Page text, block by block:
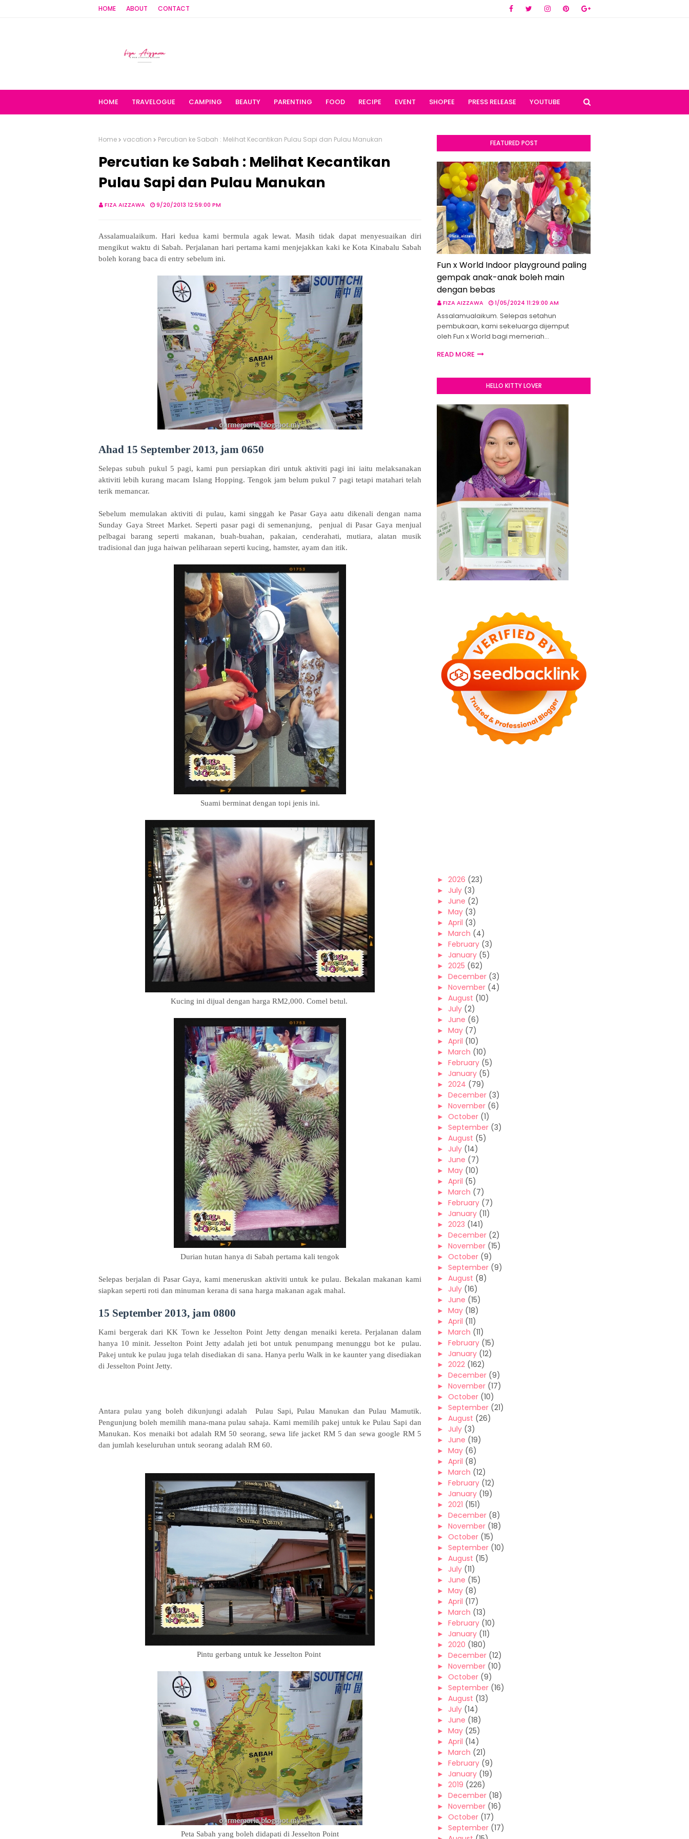
HOME ABOUT CONTACT
HOME TRAVELOGUE CAMPING BEAUTY PARENTING FOOD RECIPE EVENT SHOPEE PRESS RELEASE YOUTUBE
Home vacation Percutian ke Sabah : Melihat Kecantikan Pulau Sapi dan Pulau Manukan
Percutian ke Sabah : Melihat Kecantikan
Pulau Sapi dan Pulau Manukan
FIZA AIZZAWA 9/20/2013 12:59:00 PM
Assalamualaikum. Hari kedua kami bermula agak lewat. Masih tidak dapat menyesuaikan diri
mengikut waktu di Sabah. Perjalanan hari pertama kami menjejakkan kaki ke Kota Kinabalu Sabah
boleh korang baca di entry sebelum ini.
Ahad 15 September 2013, jam 0650
Selepas subuh pukul 5 pagi, kami pun persiapkan diri untuk aktiviti pagi ini iaitu melaksanakan
aktiviti lebih kurang macam Islang Hopping. Tengok jam belum pukul 7 pagi tetapi matahari telah
terik memancar.
Sebelum memulakan aktiviti di pulau, kami singgah ke Pasar Gaya aatu dikenali dengan nama
Sunday Gaya Street Market. Seperti pasar pagi di semenanjung, penjual di Pasar Gaya menjual
pelbagai barang seperti makanan, buah-buahan, pakaian, cenderahati, mutiara, alatan musik
tradisional dan juga haiwan peliharaan seperti kucing, hamster, ayam dan itik.
Suami berminat dengan topi jenis ini.
Kucing ini dijual dengan harga RM2,000. Comel betul.
Durian hutan hanya di Sabah pertama kali tengok
Selepas berjalan di Pasar Gaya, kami meneruskan aktiviti untuk ke pulau. Bekalan makanan kami
siapkan seperti roti dan minuman kerana di sana harga makanan agak mahal.
15 September 2013, jam 0800
Kami bergerak dari KK Town ke Jesselton Point Jetty dengan menaiki kereta. Perjalanan dalam
hanya 10 minit. Jesselton Point Jetty adalah jeti bot untuk penumpang menunggu bot ke pulau.
Pakej untuk ke pulau juga telah disediakan di sana. Hanya perlu Walk in ke kaunter yang disediakan
di Jesselton Point Jetty.
Antara pulau yang boleh dikunjungi adalah Pulau Sapi, Pulau Manukan dan Pulau Mamutik.
Pengunjung boleh memilih mana-mana pulau sahaja. Kami memilih pakej untuk ke Pulau Sapi dan
Manukan. Kos menaiki bot adalah RM 50 seorang, sewa life jacket RM 5 dan sewa google RM 5
dan jumlah keseluruhan untuk seorang adalah RM 60.
Pintu gerbang untuk ke Jesselton Point
Peta Sabah yang boleh didapati di Jesselton Point
FEATURED POST
Fun x World Indoor playground paling
gempak anak-anak boleh main
dengan bebas
FIZA AIZZAWA 1/05/2024 11:29:00 AM
Assalamualaikum. Selepas setahun
pembukaan, kami sekeluarga dijemput
oleh Fun x World bagi memeriah…
READ MORE
HELLO KITTY LOVER
► 2026 (23)
► July (3)
► June (2)
► May (3)
► April (3)
► March (4)
► February (3)
► January (5)
► 2025 (62)
► December (3)
► November (4)
► August (10)
► July (2)
► June (6)
► May (7)
► April (10)
► March (10)
► February (5)
► January (5)
► 2024 (79)
► December (3)
► November (6)
► October (1)
► September (3)
► August (5)
► July (14)
► June (7)
► May (10)
► April (5)
► March (7)
► February (7)
► January (11)
► 2023 (141)
► December (2)
► November (15)
► October (9)
► September (9)
► August (8)
► July (16)
► June (15)
► May (18)
► April (11)
► March (11)
► February (15)
► January (12)
► 2022 (162)
► December (9)
► November (17)
► October (10)
► September (21)
► August (26)
► July (3)
► June (19)
► May (6)
► April (8)
► March (12)
► February (12)
► January (19)
► 2021 (151)
► December (8)
► November (18)
► October (15)
► September (10)
► August (15)
► July (11)
► June (15)
► May (8)
► April (17)
► March (13)
► February (10)
► January (11)
► 2020 (180)
► December (12)
► November (10)
► October (9)
► September (16)
► August (13)
► July (14)
► June (18)
► May (25)
► April (14)
► March (21)
► February (9)
► January (19)
► 2019 (226)
► December (18)
► November (16)
► October (17)
► September (17)